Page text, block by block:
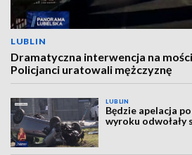
LUBLIN
Dramatyczna interwencja na
Policjanci uratowali mężczyznę
LUBLIN
Będzie apelacja
wyroku odwołały